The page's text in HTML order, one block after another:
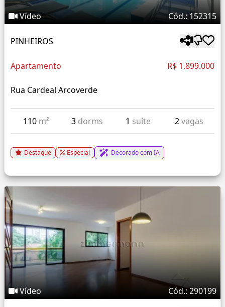
Vídeo Cód.: 152315
PINHEIROS
Apartamento R$ 1.899.000
Rua Cardeal Arcoverde
110 m² 3 dorms 1 suíte 2vagas
Destaque Especial Decorado com IA
Vídeo Cód.: 290199